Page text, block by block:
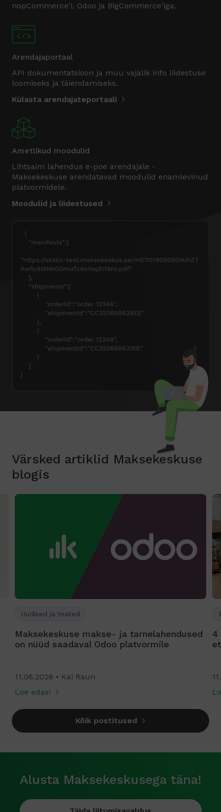
nopCommerce'i, Odoo ja BigCommerce'iga.
Arendajaportaal
API dokumentatsioon ja muu vajalik info liidestuse
loomiseks ja täiendamiseks.
Külasta arendajateportaali
Ametlikud moodulid
Lihtsaim lahendus e-poe arendajale -
Maksekeskuse arendatavad moodulid enamlevinud
platvormidele.
Moodulid ja liidestused
Värsked artiklid Maksekeskuse
blogis
Uudised ja teated
Maksekeskuse makse- ja tarnelahendused
on nüüd saadaval Odoo platvormile
11.06.2026
Kai Raun
Loe edasi
4
Kõik postitused
Alusta Maksekeskusega täna!